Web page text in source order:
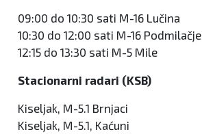
09:00 do 10:30 sati M-16 Lučina
10:30 do 12:00 sati M-16 Podmilačje
12:15 do 13:30 sati M-5 Mile
Stacionarni radari (KSB)
Kiseljak, M-5.1 Brnjaci
Kiseljak, M-5.1, Kaćuni